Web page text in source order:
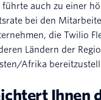
führte auch zu einer
bei den
die Twilio
Ländern der
Afrika
Ihnen